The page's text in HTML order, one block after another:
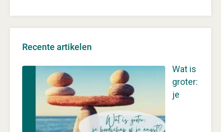
Recente artikelen
Wat is
groter:
je